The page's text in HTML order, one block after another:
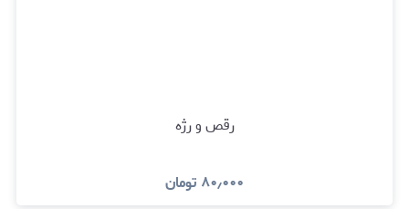
رقص و رژه
۸۰٫۰۰۰ تومان